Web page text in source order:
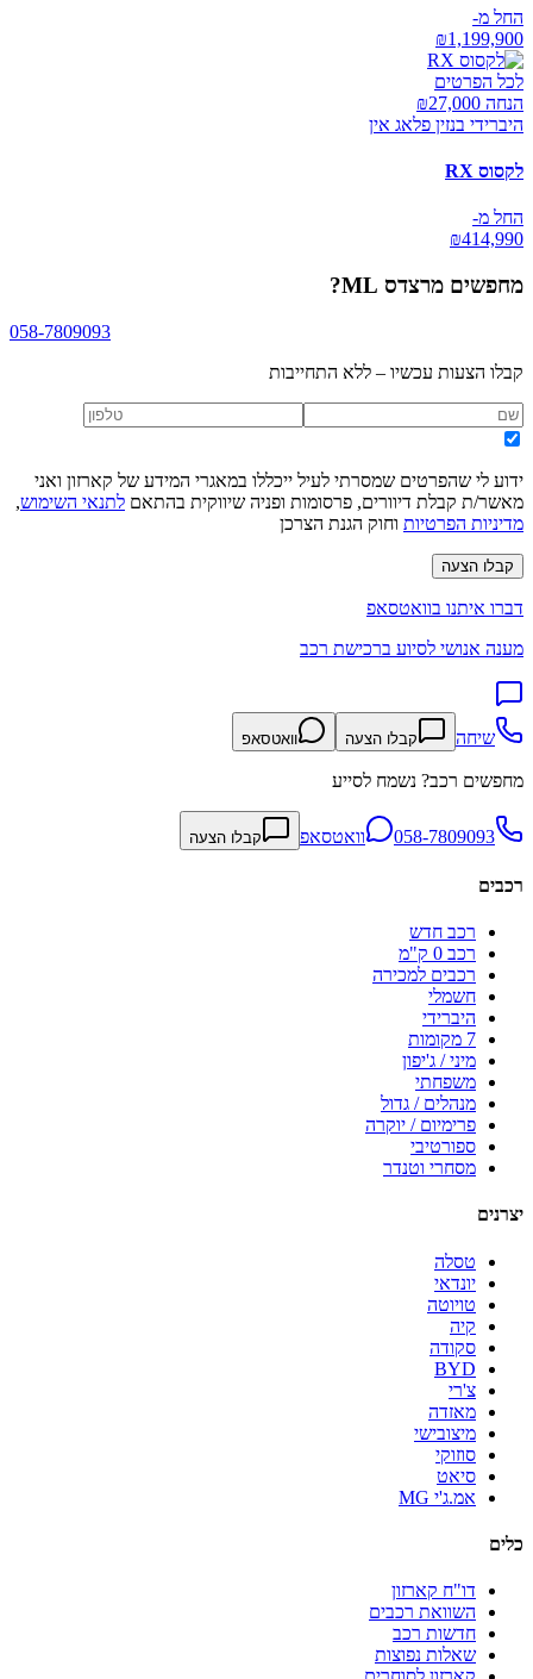
החל מ-
₪1,199,900
לכל הפרטים
הנחה ₪ 27,000
היברידי בנזין פלאג אין
לקסוס RX
החל מ-
₪414,990
מחפשים מרצדס ML ?
058-7809093
קבלו הצעות עכשיו – ללא התחייבות
ידוע לי שהפרטים שמסרתי לעיל ייכללו במאגרי המידע של קארזון ואני
מאשר/ת קבלת דיוורים, פרסומות ופניה שיווקית בהתאם לתנאי השימוש,
מדיניות הפרטיות וחוק הגנת הצרכן
קבלו הצעה
דברו איתנו בוואטסאפ
מענה אנושי לסיוע ברכישת רכב
שיחה קבלו הצעה וואטסאפ
מחפשים רכב? נשמח לסייע
058-7809093 וואטסאפ קבלו הצעה
רכבים
רכב חדש
רכב 0 ק"מ
רכבים למכירה
חשמלי
היברידי
7 מקומות
מיני / ג'יפון
משפחתי
מנהלים / גדול
פרימיום / יוקרה
ספורטיבי
מסחרי וטנדר
יצרנים
טסלה
יונדאי
טויוטה
קיה
סקודה
BYD
צ'רי
מאזדה
מיצובישי
סוזוקי
סיאט
אמ.ג'י MG
כלים
דו"ח קארזון
השוואת רכבים
חדשות רכב
שאלות נפוצות